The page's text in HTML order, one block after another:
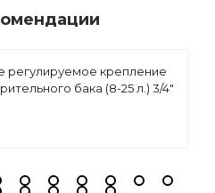
регулируемое крепление
бака (8-25 л.) 3/4"